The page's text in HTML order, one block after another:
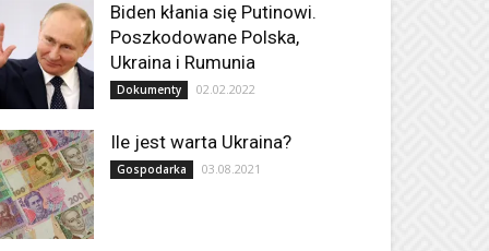
Biden kłania się Putinowi.
Poszkodowane Polska,
Ukraina i Rumunia
Dokumenty 02.02.2022
Ile jest warta Ukraina?
Gospodarka 03.08.2021